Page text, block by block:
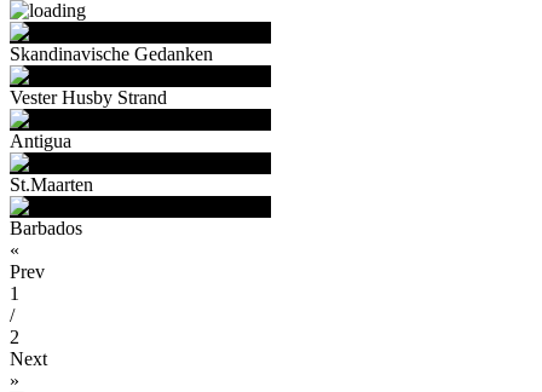
Skandinavische Gedanken
Vester Husby Strand
Antigua
St.Maarten
Barbados
«
Prev
1
/
2
Next
»